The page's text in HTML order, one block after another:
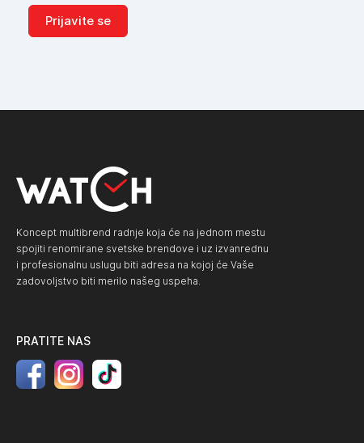
Prijavite se
Koncept multibrend radnje koja će na jednom mestu
spojiti renomirane svetske brendove i uz izvanrednu
i profesionalnu uslugu biti adresa na kojoj će Vaše
zadovoljstvo biti merilo našeg uspeha.
PRATITE NAS